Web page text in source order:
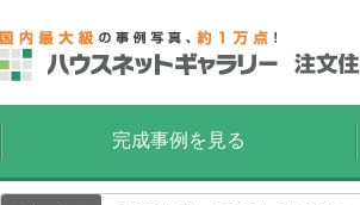
完成事例を見る